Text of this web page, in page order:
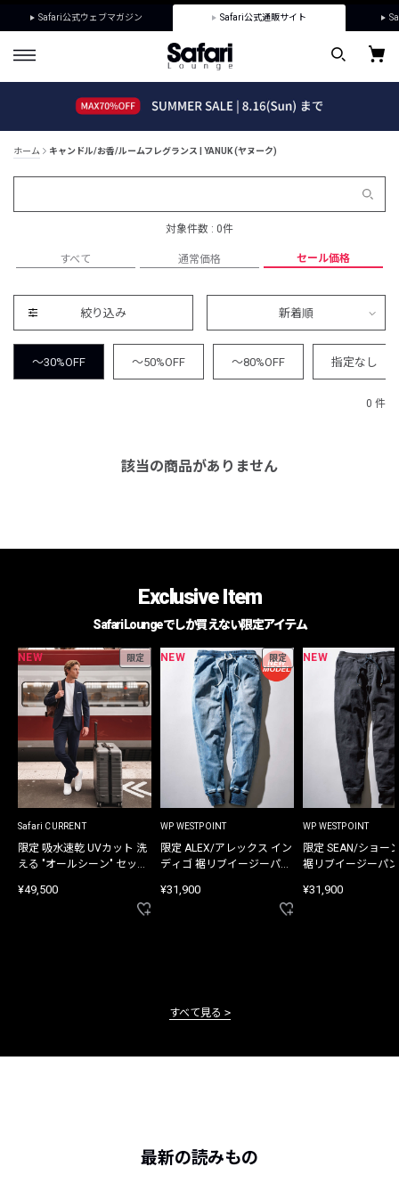
Safari公式ウェブマガジン Safari公式通販サイト
ホーム キャンドル/お香/ルームフレグランス | YANUK (ヤヌーク)
対象件数 : 0件
すべて 通常価格 セール価格
絞り込み 新着順
～30%OFF ～50%OFF ～80%OFF 指定なし
0 件
該当の商品がありません
Exclusive Item
Safari Loungeでしか買えない限定アイテム
NEW 限定
Safari CURRENT
限定 吸水速乾 UVカット 洗
える "オールシーン" セット
¥49,500
NEW 限定
WP WESTPOINT
限定 ALEX/アレックス イン
ディゴ 裾リブイージーパン
¥31,900
NEW
WP WESTPOINT
限定 SEAN/ショー
裾リブイージーパ
¥31,900
すべて見る
最新の読みもの